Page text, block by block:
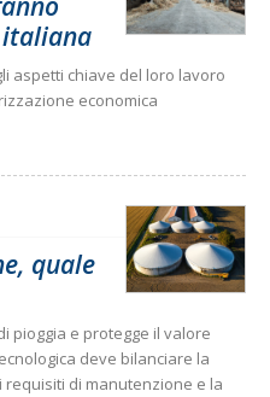
italiana
aspetti chiave del loro lavoro
economica
quale
pioggia e protegge il valore
deve bilanciare la
requisiti di manutenzione e la